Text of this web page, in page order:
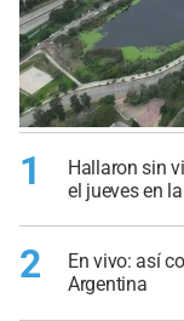
1
Hallaron sin
el jueves en
2
En vivo: así
Argentina